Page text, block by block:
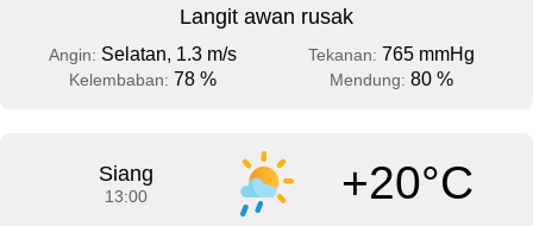
Langit awan rusak
Angin: Selatan, 1.3 m/s Tekanan: 765 mmHg
Kelembaban: 78 % Mendung: 80 %
Siang
13:00 +20°C